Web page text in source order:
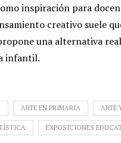
inspiración para
creativo suele
una alternativa
infantil.
ARTE EN PRIMARIA ARTE
EXPOSICIONES